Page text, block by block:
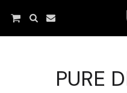
PURE